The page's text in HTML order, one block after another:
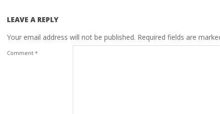
LEAVE A REPLY
Your email address will not be published. Required fields are
Comment *